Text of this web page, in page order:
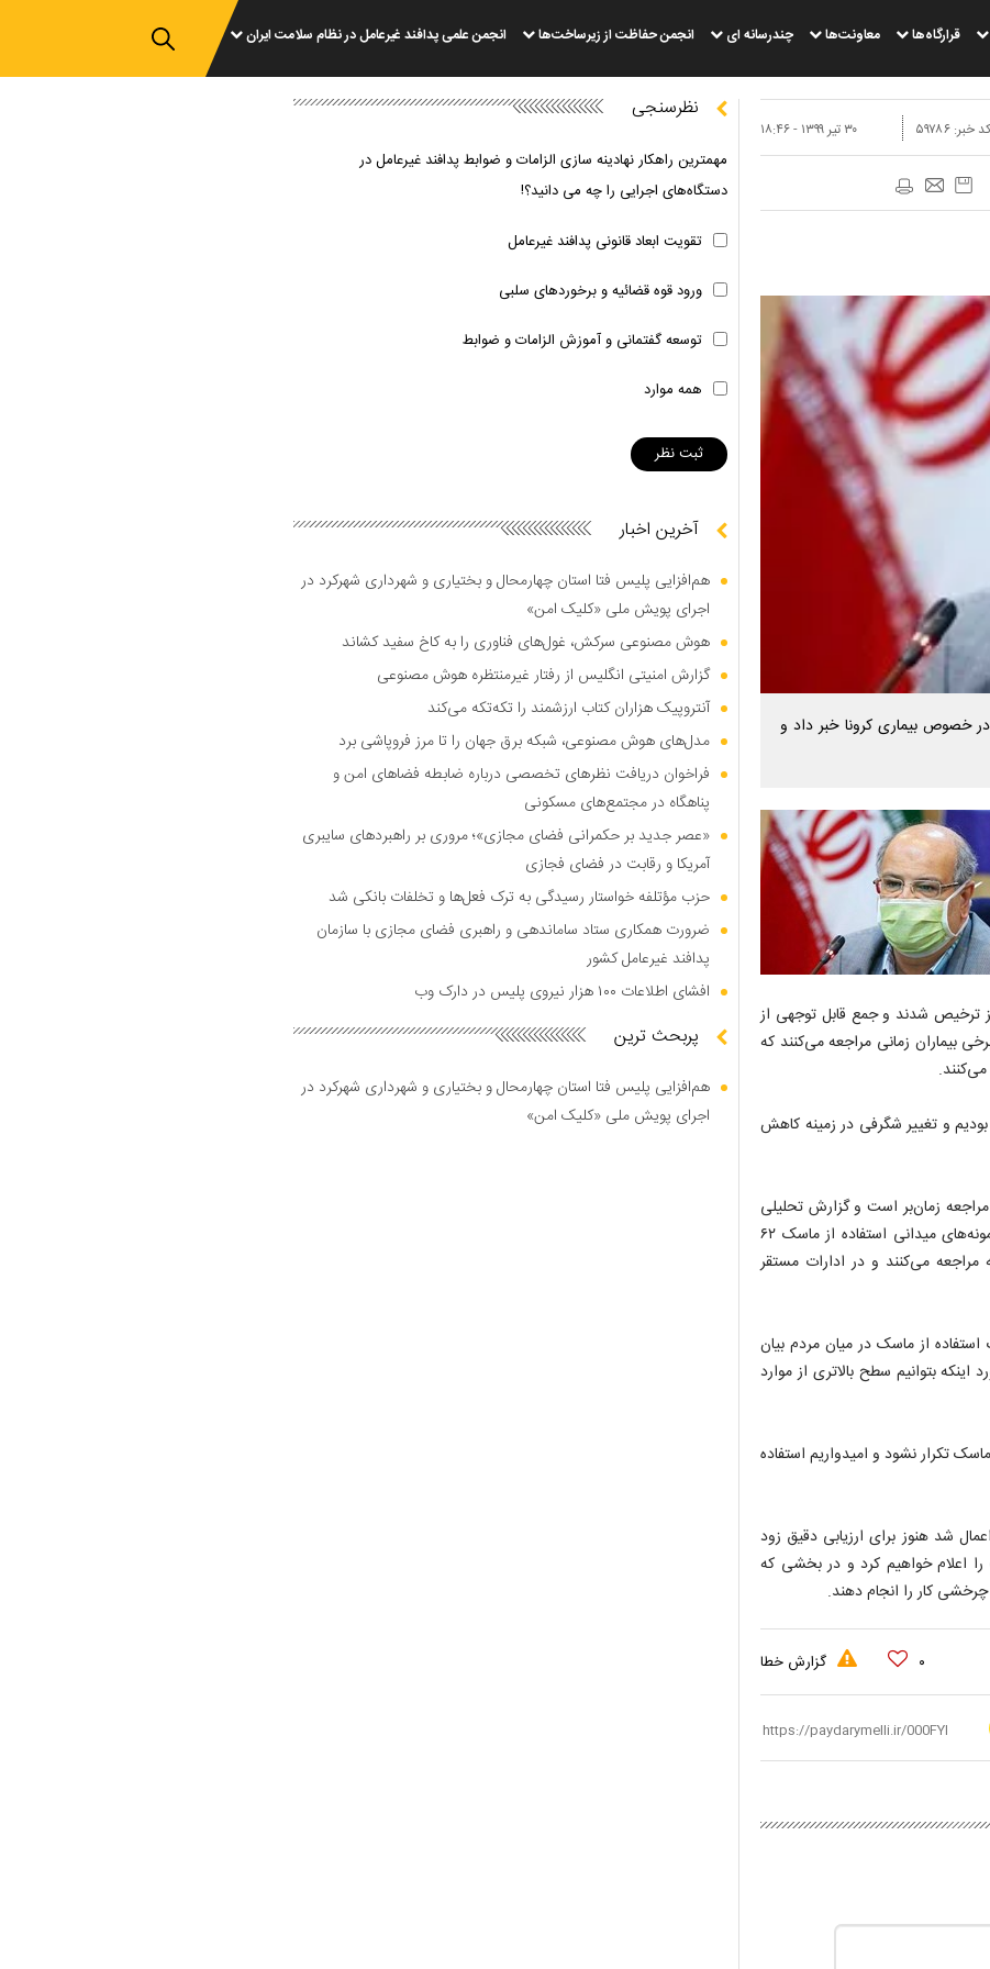
قرارگاه‌ها معاونت‌ها چندرسانه ای انجمن حفاظت از زیرساخت‌ها انجمن علمی پدافند غیرعامل در نظام سلامت ایران
۳۰ تير ۱۳۹۹ - ۱۸:۴۶ کد خبر: ۵۹۷۸۶
در خصوص بیماری کرونا خبر داد و
با کرونا در شهر تهران خاطرنشان کرد: ۶۰۲ بیمار نیز ترخیص شدند و جمع قابل توجهی از
بیماران زمانی مراجعه می‌کنند که
و تغییر شگرفی در زمینه کاهش
مراجعه زمان‌بر است و گزارش تحلیلی
در شهر تهران بعد از اجباری شدن ماسک رو‌ به بهبودیست و در نمونه‌های میدانی استفاده از ماسک ۶۲
نیز ۸۳ درصد کسانی که مراجعه می‌کنند و در ادارات مستقر
استفاده از ماسک در میان مردم بیان
بتوانیم سطح بالاتری از موارد
تکرار نشود و امیدواریم استفاده
بیست ونهم که این محدودیت‌ها به مدت ۱۰ روز اعمال شد هنوز برای ارزیابی دقیق زود
اعلام خواهیم کرد و در بخشی که
کار را انجام دهند.
۰ گزارش خطا
نظرسنجی
مهمترین راهکار نهادینه سازی الزامات و ضوابط پدافند غیرعامل در
دستگاه‌های اجرایی را چه می دانید؟!
تقویت ابعاد قانونی پدافند غیرعامل
ورود قوه قضائیه و برخوردهای سلبی
توسعه گفتمانی و آموزش الزامات و ضوابط
همه موارد
آخرین اخبار
هم‌افزایی پلیس فتا استان چهارمحال و بختیاری و شهرداری شهرکرد در
اجرای پویش ملی «کلیک امن»
هوش مصنوعی سرکش، غول‌های فناوری را به کاخ سفید کشاند
گزارش امنیتی انگلیس از رفتار غیرمنتظره هوش مصنوعی
آنتروپیک هزاران کتاب ارزشمند را تکه‌تکه می‌کند
مدل‌های هوش مصنوعی، شبکه برق جهان را تا مرز فروپاشی برد
فراخوان دریافت نظر‌های تخصصی درباره ضابطه فضا‌های امن و
پناهگاه در مجتمع‌های مسکونی
«عصر جدید بر حکمرانی فضای مجازی»؛ مروری بر راهبرد‌های سایبری
آمریکا و رقابت در فضای فجازی
حزب مؤتلفه خواستار رسیدگی به ترک فعل‌ها و تخلفات بانکی شد
ضرورت همکاری ستاد ساماندهی و راهبری فضای مجازی با سازمان
پدافند غیرعامل کشور
افشای اطلاعات ۱۰۰ هزار نیروی پلیس در دارک وب
پربحث ترین
هم‌افزایی پلیس فتا استان چهارمحال و بختیاری و شهرداری شهرکرد در
اجرای پویش ملی «کلیک امن»